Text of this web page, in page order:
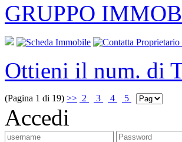
GRUPPO
Ottieni il num. di
(Pagina 1 di 19) >> 2 3 4 5
Accedi